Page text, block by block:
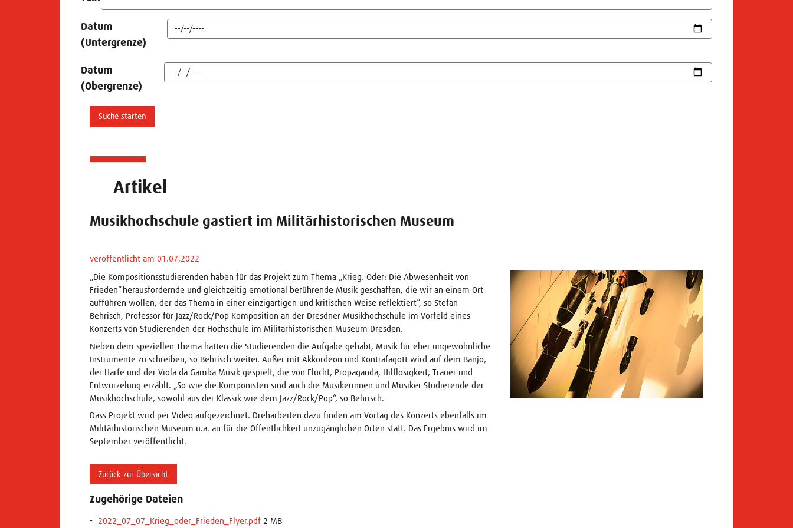
Datum
(Untergrenze)
Datum
(Obergrenze)
Artikel
Musikhochschule gastiert im Militärhistorischen Museum
veröffentlicht am 01.07.2022
„Die Kompositionsstudierenden haben für das Projekt zum Thema „Krieg. Oder: Die Abwesenheit von
Frieden“ herausfordernde und gleichzeitig emotional berührende Musik geschaffen, die wir an einem Ort
aufführen wollen, der das Thema in einer einzigartigen und kritischen Weise reflektiert“, so Stefan
Behrisch, Professor für Jazz/Rock/Pop Komposition an der Dresdner Musikhochschule im Vorfeld eines
Konzerts von Studierenden der Hochschule im Militärhistorischen Museum Dresden.
Neben dem speziellen Thema hätten die Studierenden die Aufgabe gehabt, Musik für eher ungewöhnliche
Instrumente zu schreiben, so Behrisch weiter. Außer mit Akkordeon und Kontrafagott wird auf dem Banjo,
der Harfe und der Viola da Gamba Musik gespielt, die von Flucht, Propaganda, Hilflosigkeit, Trauer und
Entwurzelung erzählt. „So wie die Komponisten sind auch die Musikerinnen und Musiker Studierende der
Musikhochschule, sowohl aus der Klassik wie dem Jazz/Rock/Pop“, so Behrisch.
Dass Projekt wird per Video aufgezeichnet. Dreharbeiten dazu finden am Vortag des Konzerts ebenfalls im
Militärhistorischen Museum u.a. an für die Öffentlichkeit unzugänglichen Orten statt. Das Ergebnis wird im
September veröffentlicht.
Zurück zur Übersicht
Zugehörige Dateien
2022_07_07_Krieg_oder_Frieden_Flyer.pdf 2 MB